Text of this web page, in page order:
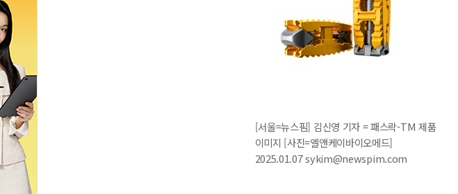
[서울=뉴스핌] 김신영 기자 = 패스락-TM 제품
이미지 [사진=엘앤케이바이오메드]
2025.01.07 sykim@newspim.com